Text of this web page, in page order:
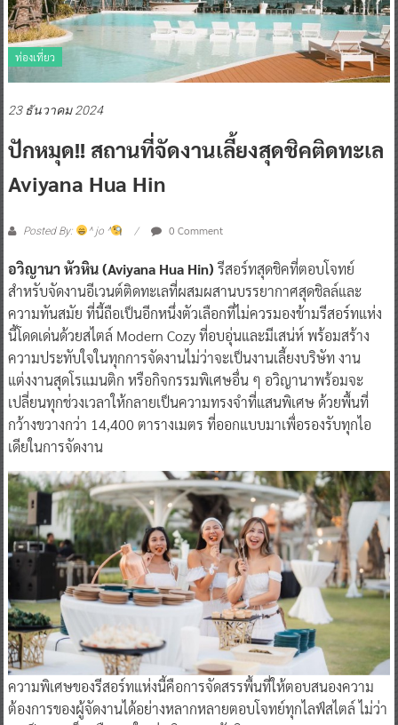
ท่องเที่ยว
23 ธันวาคม 2024
ปักหมุด!! สถานที่จัดงานเลี้ยงสุดชิคติดทะเล
Aviyana Hua Hin
Posted By: ^ jo ^
อวิญานา หัวหิน (Aviyana Hua Hin)รีสอร์ทสุดชิคที่ตอบโจทย์
ความทันสมัย ที่นี้ถือเป็นอีกหนึ่งตัวเลือกที่ไม่ควรมองข้ามรีสอร์ทแห่ง
นี้โดดเด่นด้วยสไตล์ Modern Cozy ที่อบอุ่นและมีเสน่ห์ พร้อมสร้าง
ความประทับใจในทุกการจัดงานไม่ว่าจะเป็นงานเลี้ยงบริษัท งาน
แต่งงานสุดโรแมนติก หรือกิจกรรมพิเศษอื่น ๆ อวิญานาพร้อมจะ
เปลี่ยนทุกช่วงเวลาให้กลายเป็นความทรงจำที่แสนพิเศษ ด้วยพื้นที่
กว้างขวางกว่า 14,400 ตารางเมตร ที่ออกแบบมาเพื่อรองรับทุกไอ
เดียในการจัดงาน
ความพิเศษของรีสอร์ทแห่งนี้คือการจัดสรรพื้นที่ให้ตอบสนองความ
ต้องการของผู้จัดงานได้อย่างหลากหลายตอบโจทย์ทุกไลฟ์สไตล์ ไม่ว่า
จะเป็นงานเล็กหรืองานใหญ่ อวิญานา หัวหิน (Aviyana Hua Hin)
สามารถปรับแต่งพื้นที่และกิจกรรมให้ตรงตามความต้องการของผู้จัด